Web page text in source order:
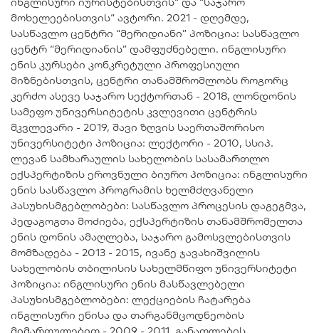
მოხელეებისთვის“ ავტორი. 2021 - დღემდე,
სასწავლო ცენტრი “მერიდიანი” პოზიცია: სასწავლო
ცენტრ “მერიდიანის” დამფუძნებელი. ინგლისური
ენის კურსები კონკრეტული პროფესიული
მიზნებისთვის, ცენტრი თანამშრომლობს როგორც
კერძო ასევე საჯარო სექტორთან - 2018, ლონდონის
სამეფო უნივერსიტეტის კვლევითი ცენტრის
მკვლევარი - 2019, შავი ზღვის საერთაშორისო
უნივერსიტეტი პოზიცია: ლექტორი - 2010, სსიპ.
ლევან სამხარაულის სახელობის სასამართლო
ექსპერტიზის ეროვნული ბიურო პოზიცია: ინგლისური
ენის სასწავლო პროგრამის ხელმძღვანელი
პასუხისმგებლობები: სასწავლო პროცესის დაგეგმვა,
პედაგოგთა მოძიება, ექსპერტიზის თანამშრომელთა
ენის დონის ამაღლება, საჯარო გამოსვლებისთვის
მომზადება - 2013 - 2015, ივანე ჯავახიშვილის
სახელობის თბილისის სახელმწიფო უნივერსიტეტი
პოზიცია: ინგლისური ენის მასწავლებელი
პასუხისმგებლობები: ლექციების ჩატარება
ინგლისური ენისა და თარგანმცოდნეობის